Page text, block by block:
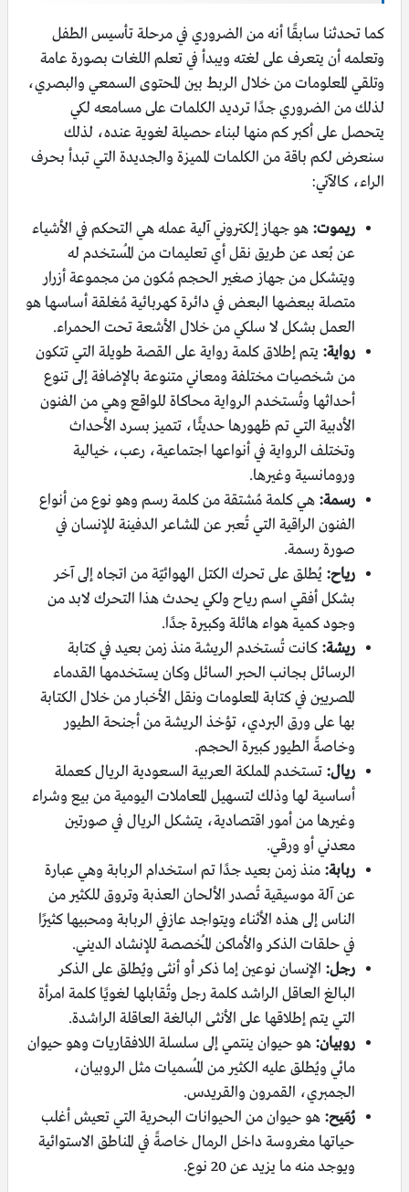
كما تحدثنا سابقًا أنه من الضروري في مرحلة تأسيس الطفل
وتعلمه أن يتعرف على لغته ويبدأ في تعلم اللغات بصورة عامة
وتلقي المعلومات من خلال الربط بين المحتوى السمعي والبصري،
لذلك من الضروري جدًا ترديد الكلمات على مسامعه لكي
يتحصل على أكبر كم منها لبناء حصيلة لغوية عنده، لذلك
سنعرض لكم باقة من الكلمات المميزة والجديدة التي تبدأ بحرف
الراء، كالآتي:
ريموت: هو جهاز إلكتروني آلية عمله هي التحكم في الأشياء
عن بُعد عن طريق نقل أي تعليمات من المُستخدم له
ويتشكل من جهاز صغير الحجم مُكون من مجموعة أزرار
متصلة ببعضها البعض في دائرة كهربائية مُغلقة أساسها هو
العمل بشكل لا سلكي من خلال الأشعة تحت الحمراء.
رواية: يتم إطلاق كلمة رواية على القصة طويلة التي تتكون
من شخصيات مختلفة ومعاني متنوعة بالإضافة إلى تنوع
أحداثها وتُستخدم الرواية محاكاة للواقع وهي من الفنون
الأدبية التي تم ظهورها حديثًا، تتميز بسرد الأحداث
وتختلف الرواية في أنواعها اجتماعية، رعب، خيالية
ورومانسية وغيرها.
رسمة: هي كلمة مُشتقة من كلمة رسم وهو نوع من أنواع
الفنون الراقية التي تُعبر عن المشاعر الدفينة للإنسان في
صورة رسمة.
رياح: يُطلق على تحرك الكتل الهوائيّة من اتجاه إلى آخر
بشكل أفقي اسم رياح ولكي يحدث هذا التحرك لابد من
وجود كمية هواء هائلة وكبيرة جدًا.
ريشة: كانت تُستخدم الريشة منذ زمن بعيد في كتابة
الرسائل بجانب الحبر السائل وكان يستخدمها القدماء
المصريين في كتابة المعلومات ونقل الأخبار من خلال الكتابة
بها على ورق البردي، تؤخذ الريشة من أجنحة الطيور
وخاصةً الطيور كبيرة الحجم.
ريال: تستخدم المملكة العربية السعودية الريال كعملة
أساسية لها وذلك لتسهيل المعاملات اليومية من بيع وشراء
وغيرها من أمور اقتصادية، يتشكل الريال في صورتين
معدني أو ورقي.
ربابة: منذ زمن بعيد جدًا تم استخدام الربابة وهي عبارة
عن آلة موسيقية تُصدر الألحان العذبة وتروق للكثير من
الناس إلى هذه الأثناء ويتواجد عازفي الربابة ومحبيها كثيرًا
في حلقات الذكر والأماكن المُخصصة للإنشاد الديني.
رجل: الإنسان نوعين إما ذكر أو أنثى ويُطلق على الذكر
البالغ العاقل الراشد كلمة رجل وتُقابلها لغويًا كلمة امرأة
التي يتم إطلاقها على الأنثى البالغة العاقلة الراشدة.
روبيان: هو حيوان ينتمي إلى سلسلة اللافقاريات وهو حيوان
مائي ويُطلق عليه الكثير من المُسميات مثل الروبيان،
الجمبري، القمرون والقريدس.
رُمَيح: هو حيوان من الحيوانات البحرية التي تعيش أغلب
حياتها مغروسة داخل الرمال خاصةً في المناطق الاستوائية
ويوجد منه ما يزيد عن 20 نوع.